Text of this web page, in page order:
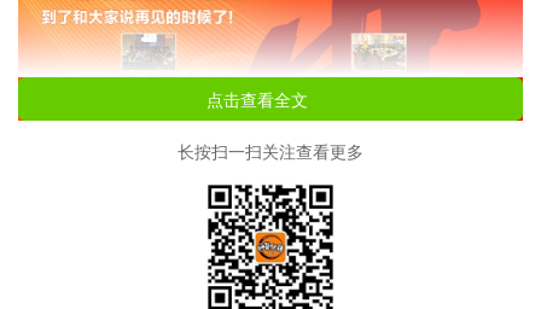
点击查看全文
长按扫一扫关注查看更多